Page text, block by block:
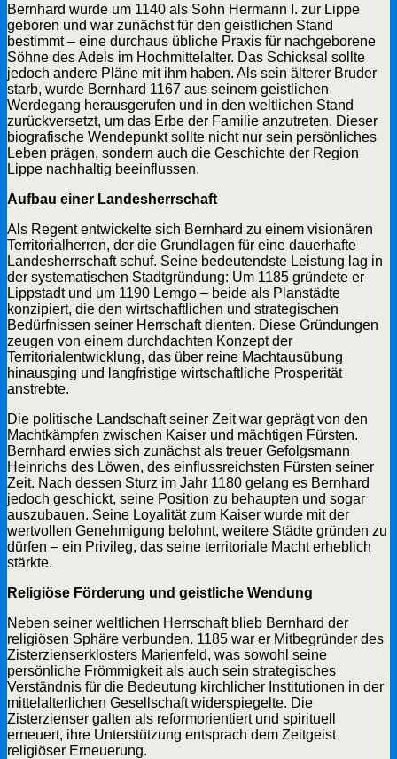
Bernhard wurde um 1140 als Sohn Hermann I. zur Lippe
geboren und war zunächst für den geistlichen Stand
bestimmt – eine durchaus übliche Praxis für nachgeborene
Söhne des Adels im Hochmittelalter. Das Schicksal sollte
jedoch andere Pläne mit ihm haben. Als sein älterer Bruder
starb, wurde Bernhard 1167 aus seinem geistlichen
Werdegang herausgerufen und in den weltlichen Stand
zurückversetzt, um das Erbe der Familie anzutreten. Dieser
biografische Wendepunkt sollte nicht nur sein persönliches
Leben prägen, sondern auch die Geschichte der Region
Lippe nachhaltig beeinflussen.
Aufbau einer Landesherrschaft
Als Regent entwickelte sich Bernhard zu einem visionären
Territorialherren, der die Grundlagen für eine dauerhafte
Landesherrschaft schuf. Seine bedeutendste Leistung lag in
der systematischen Stadtgründung: Um 1185 gründete er
Lippstadt und um 1190 Lemgo – beide als Planstädte
konzipiert, die den wirtschaftlichen und strategischen
Bedürfnissen seiner Herrschaft dienten. Diese Gründungen
zeugen von einem durchdachten Konzept der
Territorialentwicklung, das über reine Machtausübung
hinausging und langfristige wirtschaftliche Prosperität
anstrebte.
Die politische Landschaft seiner Zeit war geprägt von den
Machtkämpfen zwischen Kaiser und mächtigen Fürsten.
Bernhard erwies sich zunächst als treuer Gefolgsmann
Heinrichs des Löwen, des einflussreichsten Fürsten seiner
Zeit. Nach dessen Sturz im Jahr 1180 gelang es Bernhard
jedoch geschickt, seine Position zu behaupten und sogar
auszubauen. Seine Loyalität zum Kaiser wurde mit der
wertvollen Genehmigung belohnt, weitere Städte gründen zu
dürfen – ein Privileg, das seine territoriale Macht erheblich
stärkte.
Religiöse Förderung und geistliche Wendung
Neben seiner weltlichen Herrschaft blieb Bernhard der
religiösen Sphäre verbunden. 1185 war er Mitbegründer des
Zisterzienserklosters Marienfeld, was sowohl seine
persönliche Frömmigkeit als auch sein strategisches
Verständnis für die Bedeutung kirchlicher Institutionen in der
mittelalterlichen Gesellschaft widerspiegelte. Die
Zisterzienser galten als reformorientiert und spirituell
erneuert, ihre Unterstützung entsprach dem Zeitgeist
religiöser Erneuerung.